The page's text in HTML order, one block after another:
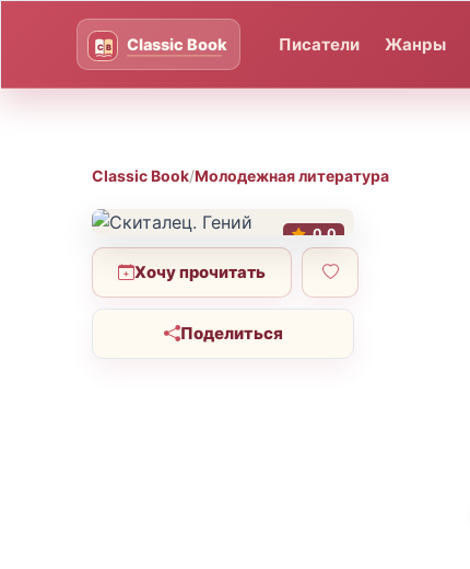
Писатели Жанры
Classic Book/Молодежная литература
0.0
Хочу прочитать
Поделиться